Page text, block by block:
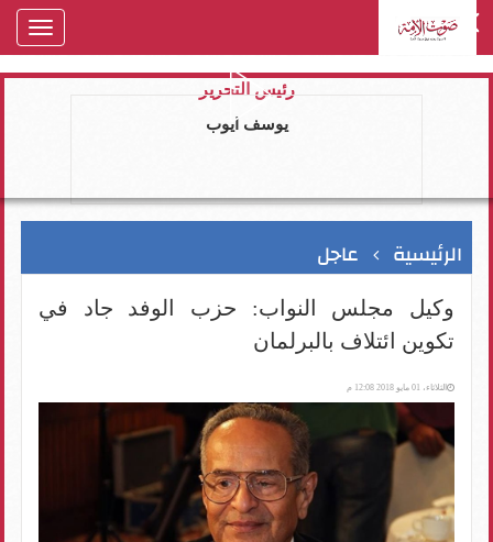
رئيس التحرير
يوسف ايوب
الرئيسية عاجل
وكيل مجلس النواب: حزب الوفد جاد في
تكوين ائتلاف بالبرلمان
الثلاثاء، 01 مايو 2018 12:08 م